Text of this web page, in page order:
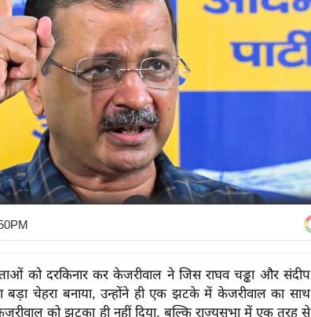
को दरकिनार कर केजरीवाल ने जिस राघव चड्ढा और संदीप
बड़ा चेहरा बनाया, उन्होंने ही एक झटके में केजरीवाल का साथ
को झटका ही नहीं दिया, बल्कि राज्यसभा में एक तरह से